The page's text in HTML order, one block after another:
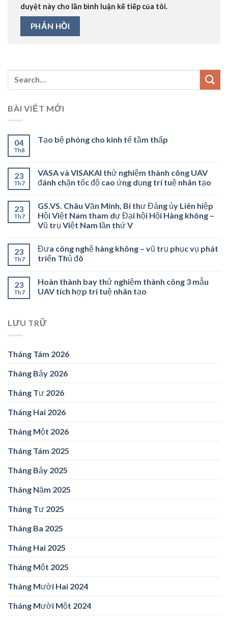
duyệt này cho lần bình luận kế tiếp của tôi.
BÀI VIẾT MỚI
04
Th8
Tạo bệ phóng cho kinh tế tầm thấp
23
Th7
VASA và VISAKAI thử nghiệm thành công UAV
đánh chặn tốc độ cao ứng dụng trí tuệ nhân tạo
23
Th7
GS.VS. Châu Văn Minh, Bí thư Đảng ủy Liên hiệp
Hội Việt Nam tham dự Đại hội Hội Hàng không –
Vũ trụ Việt Nam lần thứ V
23
Th7
Đưa công nghệ hàng không – vũ trụ phục vụ phát
triển Thủ đô
23
Th7
Hoàn thành bay thử nghiệm thành công 3 mẫu
UAV tích hợp trí tuệ nhân tạo
LƯU TRỮ
Tháng Tám 2026
Tháng Bảy 2026
Tháng Tư 2026
Tháng Hai 2026
Tháng Một 2026
Tháng Tám 2025
Tháng Bảy 2025
Tháng Năm 2025
Tháng Tư 2025
Tháng Ba 2025
Tháng Hai 2025
Tháng Một 2025
Tháng Mười Hai 2024
Tháng Mười Một 2024